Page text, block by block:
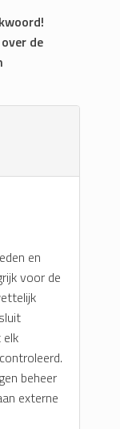
de
en
voor de
beheer
externe